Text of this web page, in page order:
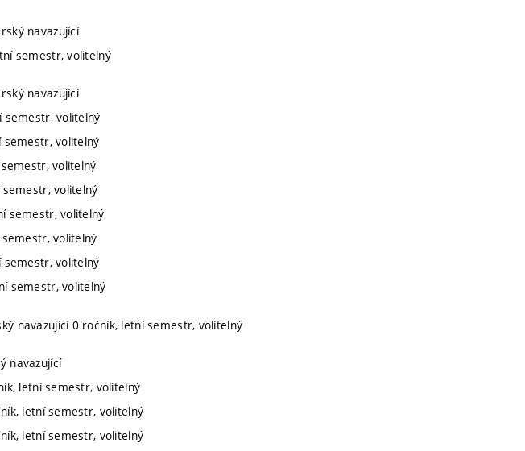
navazující
semestr, volitelný
navazující
semestr, volitelný
semestr, volitelný
volitelný
volitelný
semestr, volitelný
volitelný
volitelný
semestr, volitelný
navazující 0 ročník, letní semestr, volitelný
navazující
letní semestr, volitelný
letní semestr, volitelný
letní semestr, volitelný